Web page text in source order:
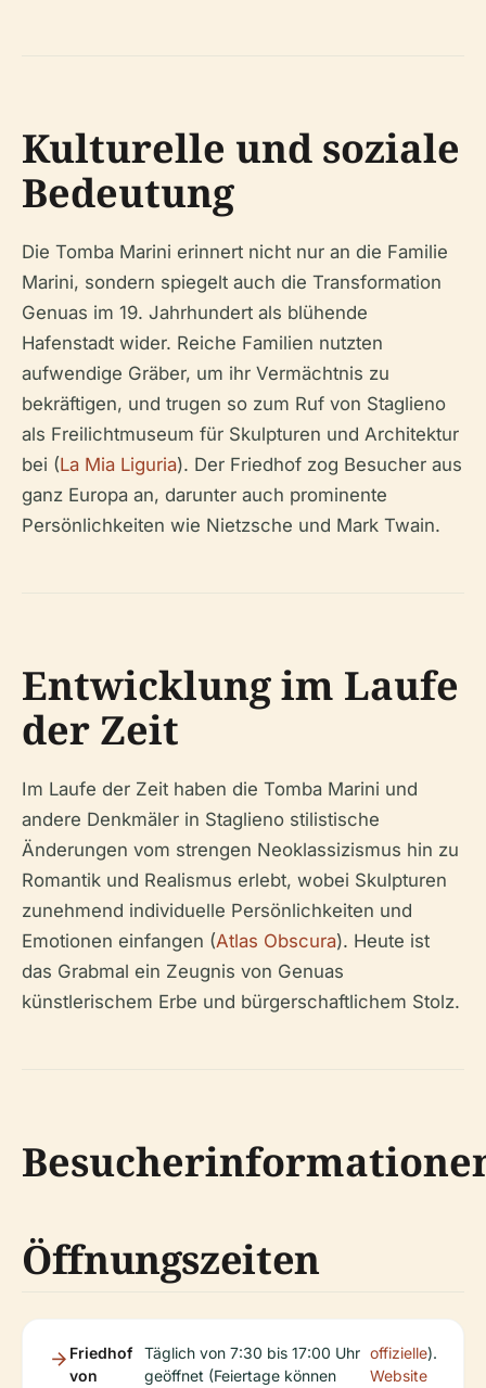
Kulturelle und soziale
Bedeutung
Die Tomba Marini erinnert nicht nur an die Familie
Marini, sondern spiegelt auch die Transformation
Genuas im 19. Jahrhundert als blühende
Hafenstadt wider. Reiche Familien nutzten
aufwendige Gräber, um ihr Vermächtnis zu
bekräftigen, und trugen so zum Ruf von Staglieno
als Freilichtmuseum für Skulpturen und Architektur
bei (La Mia Liguria). Der Friedhof zog Besucher aus
ganz Europa an, darunter auch prominente
Persönlichkeiten wie Nietzsche und Mark Twain.
Entwicklung im Laufe
der Zeit
Im Laufe der Zeit haben die Tomba Marini und
andere Denkmäler in Staglieno stilistische
Änderungen vom strengen Neoklassizismus hin zu
Romantik und Realismus erlebt, wobei Skulpturen
zunehmend individuelle Persönlichkeiten und
Emotionen einfangen (Atlas Obscura). Heute ist
das Grabmal ein Zeugnis von Genuas
künstlerischem Erbe und bürgerschaftlichem Stolz.
Öffnungszeiten
Friedhof
von
Täglich von 7:30 bis 17:00 Uhr
geöffnet (Feiertage können
offizielle
Website
).